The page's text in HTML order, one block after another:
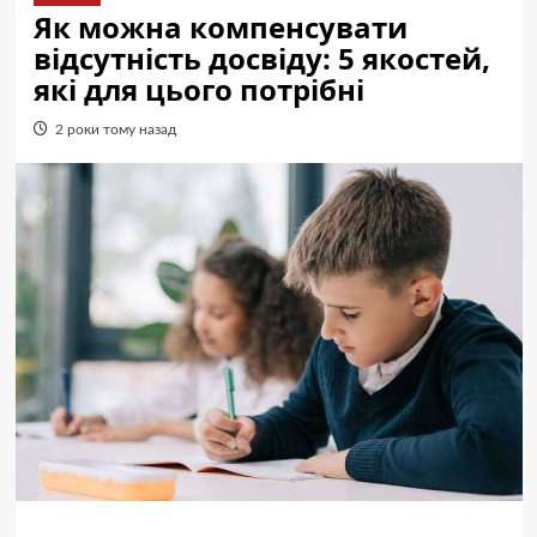
Як можна компенсувати
відсутність досвіду: 5 якостей,
які для цього потрібні
2 роки тому назад